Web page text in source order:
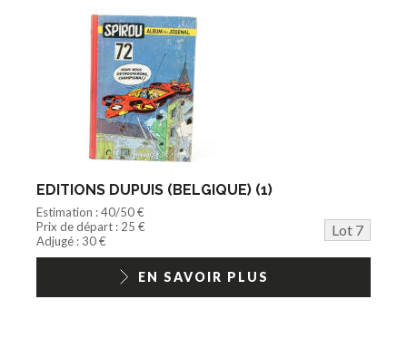
EDITIONS DUPUIS (BELGIQUE) (1)
Estimation : 40/50 €
Prix de départ : 25 €
Lot 7
Adjugé : 30 €
EN SAVOIR PLUS